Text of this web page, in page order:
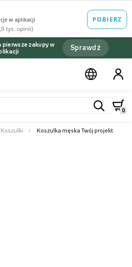
pierwsze zakupy w
Sprawdź
0
Koszulki Koszulka męska Twój projekt